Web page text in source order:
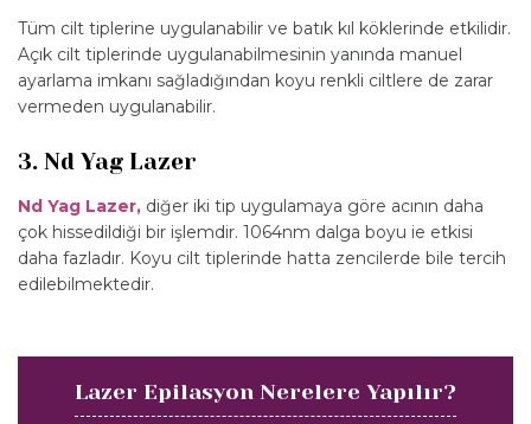
Tüm cilt tiplerine uygulanabilir ve batık kıl köklerinde etkilidir.
Açık cilt tiplerinde uygulanabilmesinin yanında manuel
ayarlama imkanı sağladığından koyu renkli ciltlere de zarar
vermeden uygulanabilir.
3. Nd Yag Lazer
Nd Yag Lazer, diğer iki tip uygulamaya göre acının daha
çok hissedildiği bir işlemdir. 1064nm dalga boyu ie etkisi
daha fazladır. Koyu cilt tiplerinde hatta zencilerde bile tercih
edilebilmektedir.
Lazer Epilasyon Nerelere Yapılır?